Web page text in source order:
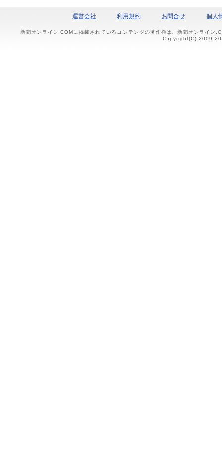
運営会社 利用規約 お問合せ 個人
新聞オンライン.COMに掲載されているコンテンツの著作権は、新聞オンライン
Copyright(C) 2009-